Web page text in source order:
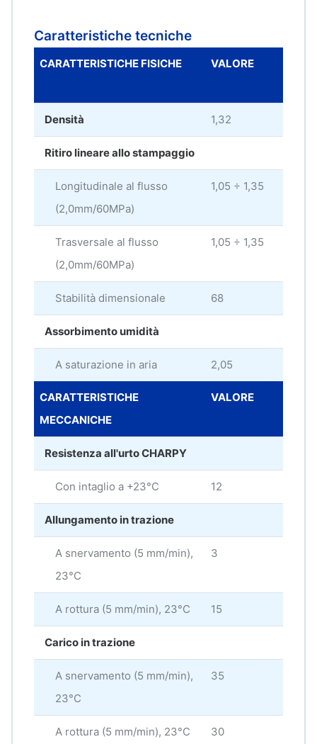
Caratteristiche tecniche
CARATTERISTICHE FISICHE VALORE
Densità 1,32
Ritiro lineare allo stampaggio
Longitudinale al flusso
(2,0mm/60MPa)
1,05 ÷ 1,35
Trasversale al flusso
(2,0mm/60MPa)
1,05 ÷ 1,35
Stabilità dimensionale 68
Assorbimento umidità
A saturazione in aria 2,05
CARATTERISTICHE
MECCANICHE
VALORE
Resistenza all'urto CHARPY
Con intaglio a +23°C 12
Allungamento in trazione
A snervamento (5 mm/min),
23°C
3
A rottura (5 mm/min), 23°C 15
Carico in trazione
A snervamento (5 mm/min),
23°C
35
A rottura (5 mm/min), 23°C 30